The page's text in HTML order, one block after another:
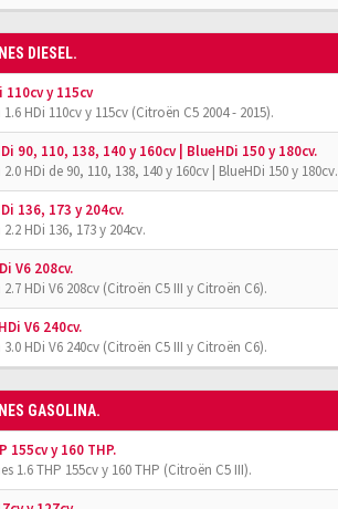
DIESEL.
110cv y 115cv
HDi 110cv y 115cv (Citroën C5 2004 - 2015).
90, 110, 138, 140 y 160cv | BlueHDi 150 y 180cv.
HDi de 90, 110, 138, 140 y 160cv | BlueHDi 150 y 180cv.
136, 173 y 204cv.
HDi 136, 173 y 204cv.
V6 208cv.
HDi V6 208cv (Citroën C5 III y Citroën C6).
V6 240cv.
HDi V6 240cv (Citroën C5 III y Citroën C6).
GASOLINA.
155cv y 160 THP.
1.6 THP 155cv y 160 THP (Citroën C5 III).